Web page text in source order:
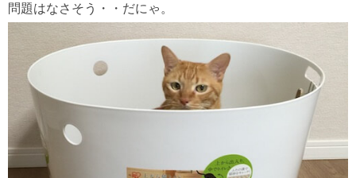
問題はなさそう・・だにゃ。